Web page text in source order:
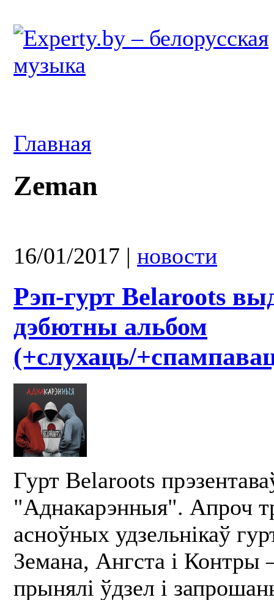
Главная
Zeman
16/01/2017 | новости
Рэп-гурт Belaroots
дэбютны альбом
(+слухаць/
Гурт Belaroots
"Аднакарэнныя". Апроч
асноўных удзельнікаў
Земана, Ангста і Контры
прынялі ўдзел і